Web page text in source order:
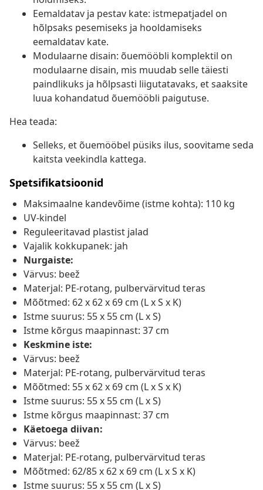
Eemaldatav ja pestav kate: istmepatjadel on
hõlpsaks pesemiseks ja hooldamiseks
eemaldatav kate.
Modulaarne disain: õuemööbli komplektil on
modulaarne disain, mis muudab selle täiesti
paindlikuks ja hõlpsasti liigutatavaks, et saaksite
luua kohandatud õuemööbli paigutuse.
Hea teada:
Selleks, et õuemööbel püsiks ilus, soovitame seda
kaitsta veekindla kattega.
Spetsifikatsioonid
Maksimaalne kandevõime (istme kohta): 110 kg
UV-kindel
Reguleeritavad plastist jalad
Vajalik kokkupanek: jah
Nurgaiste:
Värvus: beež
Materjal: PE-rotang, pulbervärvitud teras
Mõõtmed: 62 x 62 x 69 cm (L x S x K)
Istme suurus: 55 x 55 cm (L x S)
Istme kõrgus maapinnast: 37 cm
Keskmine iste:
Värvus: beež
Materjal: PE-rotang, pulbervärvitud teras
Mõõtmed: 55 x 62 x 69 cm (L x S x K)
Istme suurus: 55 x 55 cm (L x S)
Istme kõrgus maapinnast: 37 cm
Käetoega diivan:
Värvus: beež
Materjal: PE-rotang, pulbervärvitud teras
Mõõtmed: 62/85 x 62 x 69 cm (L x S x K)
Istme suurus: 55 x 55 cm (L x S)